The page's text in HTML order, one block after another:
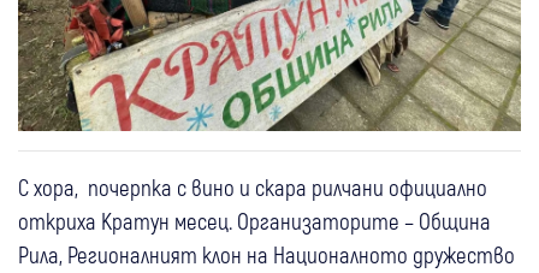
С хора, почерпка с вино и скара рилчани официално
откриха Кратун месец. Организаторите – Община
Рила, Регионалният клон на Националното дружество